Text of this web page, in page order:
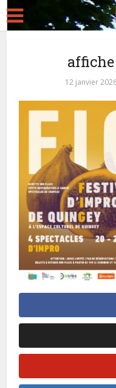
12 janvier